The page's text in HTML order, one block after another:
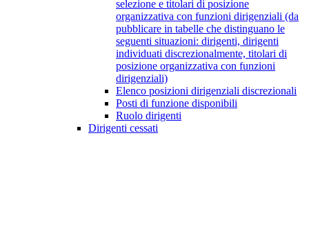
selezione e titolari di posizione
organizzativa con funzioni dirigenziali (da
pubblicare in tabelle che distinguano le
seguenti situazioni: dirigenti, dirigenti
individuati discrezionalmente, titolari di
posizione organizzativa con funzioni
dirigenziali)
Elenco posizioni dirigenziali discrezionali
Posti di funzione disponibili
Ruolo dirigenti
Dirigenti cessati